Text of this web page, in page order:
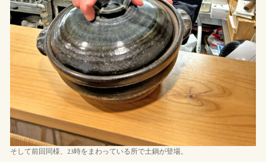
そして前回同様、23時をまわっている所で土鍋が登場。